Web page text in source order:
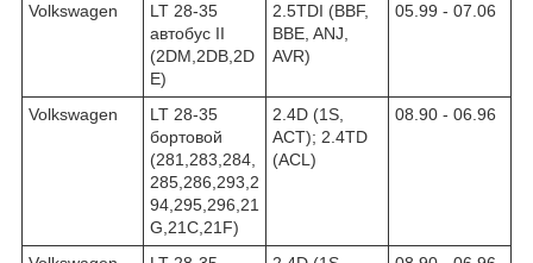
Volkswagen
LT 28-35
автобус II
(2DM,2DB,2D
E)
2.5TDI (BBF,
BBE, ANJ,
AVR)
05.99 - 07.06
Volkswagen
LT 28-35
бортовой
(281,283,284,
285,286,293,2
94,295,296,21
G,21C,21F)
2.4D (1S,
ACT); 2.4TD
(ACL)
08.90 - 06.96